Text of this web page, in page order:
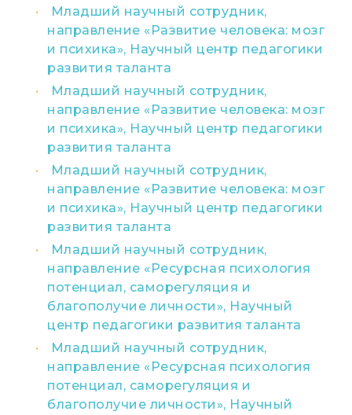
Младший научный сотрудник,
направление «Развитие человека: мозг
и психика», Научный центр педагогики
развития таланта
Младший научный сотрудник,
направление «Развитие человека: мозг
и психика», Научный центр педагогики
развития таланта
Младший научный сотрудник,
направление «Развитие человека: мозг
и психика», Научный центр педагогики
развития таланта
Младший научный сотрудник,
направление «Ресурсная психология
потенциал, саморегуляция и
благополучие личности», Научный
центр педагогики развития таланта
Младший научный сотрудник,
направление «Ресурсная психология
потенциал, саморегуляция и
благополучие личности», Научный